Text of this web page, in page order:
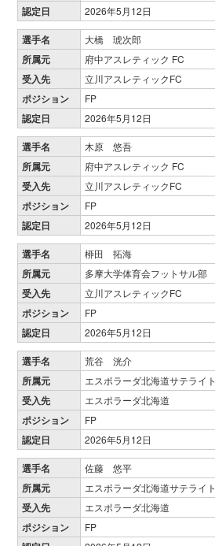
認定日 2026年5月12日
選手名 大橋 琥次郎
所属元 府中アスレティック FC
受入先 立川アスレティックFC
ポジション FP
認定日 2026年5月12日
選手名 木原 悠吾
所属元 府中アスレティック FC
受入先 立川アスレティックFC
ポジション FP
認定日 2026年5月12日
選手名 桺田 拓海
所属元 多摩大学体育会フットサル部
受入先 立川アスレティックFC
ポジション FP
認定日 2026年5月12日
選手名 荒谷 洸介
所属元 エスポラーダ北海道サテライト
受入先 エスポラーダ北海道
ポジション FP
認定日 2026年5月12日
選手名 佐藤 悠平
所属元 エスポラーダ北海道サテライト
受入先 エスポラーダ北海道
ポジション FP